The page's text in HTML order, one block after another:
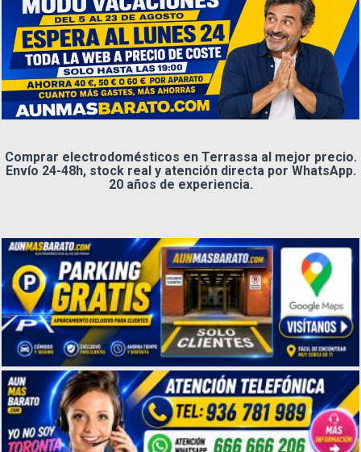
Comprar electrodomésticos en Terrassa al mejor precio.
Envío 24-48h, stock real y atención directa por WhatsApp.
20 años de experiencia.